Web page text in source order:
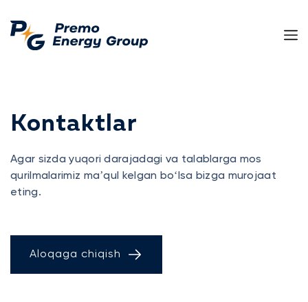
Kontaktlar
Agar sizda yuqori darajadagi va talablarga mos
qurilmalarimiz maʼqul kelgan boʻlsa bizga murojaat
eting.
Aloqaga chiqish